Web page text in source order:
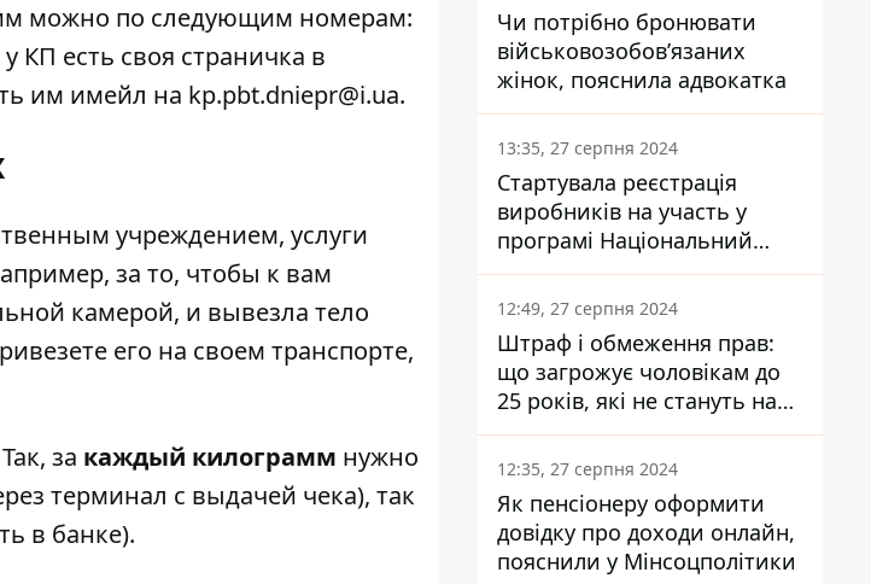
можно по следующим номерам:
КП есть своя страничка в
им имейл на kp.pbt.dniepr@i.ua.
учреждением, услуги
за то, чтобы к вам
камерой, и вывезла тело
его на своем транспорте,
за каждый килограмм нужно
терминал с выдачей чека), так
в банке).
Чи потрібно бронювати
військовозобов’язаних
жінок, пояснила адвокатка
13:35, 27 серпня 2024
Стартувала реєстрація
виробників на участь у
програмі Національний
кешбек: як це зробити
через портал Дія
12:49, 27 серпня 2024
Штраф і обмеження прав:
що загрожує чоловікам до
25 років, які не стануть на
військовий облік
12:35, 27 серпня 2024
Як пенсіонеру оформити
довідку про доходи онлайн,
пояснили у Мінсоцполітики